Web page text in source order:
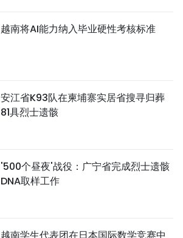
越南将AI能力纳入毕业硬性考核标准
安江省K93队在柬埔寨实居省搜寻归葬
81具烈士遗骸
'500个昼夜'战役：广宁省完成烈士遗骸
DNA取样工作
越南学生代表团在日本国际数学竞赛中